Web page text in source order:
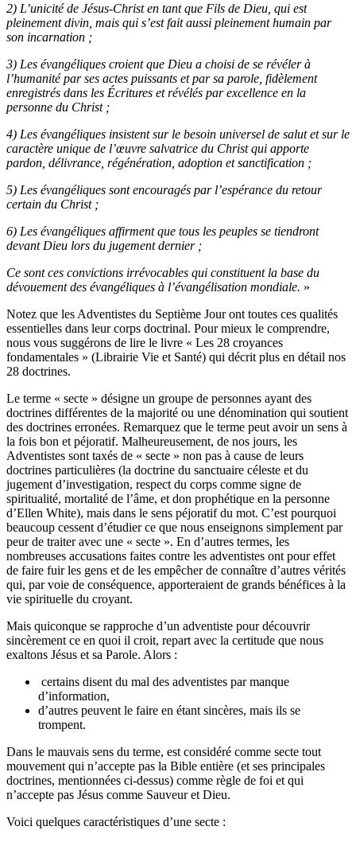
2) L’unicité de Jésus-Christ en tant que Fils de Dieu, qui est
pleinement divin, mais qui s’est fait aussi pleinement humain par
son incarnation ;
3) Les évangéliques croient que Dieu a choisi de se révéler à
l’humanité par ses actes puissants et par sa parole, fidèlement
enregistrés dans les Écritures et révélés par excellence en la
personne du Christ ;
4) Les évangéliques insistent sur le besoin universel de salut et sur le
caractère unique de l’œuvre salvatrice du Christ qui apporte
pardon, délivrance, régénération, adoption et sanctification ;
5) Les évangéliques sont encouragés par l’espérance du retour
certain du Christ ;
6) Les évangéliques affirment que tous les peuples se tiendront
devant Dieu lors du jugement dernier ;
Ce sont ces convictions irrévocables qui constituent la base du
dévouement des évangéliques à l’évangélisation mondiale. »
Notez que les Adventistes du Septième Jour ont toutes ces qualités
essentielles dans leur corps doctrinal. Pour mieux le comprendre,
nous vous suggérons de lire le livre « Les 28 croyances
fondamentales » (Librairie Vie et Santé) qui décrit plus en détail nos
28 doctrines.
Le terme « secte » désigne un groupe de personnes ayant des
doctrines différentes de la majorité ou une dénomination qui soutient
des doctrines erronées. Remarquez que le terme peut avoir un sens à
la fois bon et péjoratif. Malheureusement, de nos jours, les
Adventistes sont taxés de « secte » non pas à cause de leurs
doctrines particulières (la doctrine du sanctuaire céleste et du
jugement d’investigation, respect du corps comme signe de
spiritualité, mortalité de l’âme, et don prophétique en la personne
d’Ellen White), mais dans le sens péjoratif du mot. C’est pourquoi
beaucoup cessent d’étudier ce que nous enseignons simplement par
peur de traiter avec une « secte ». En d’autres termes, les
nombreuses accusations faites contre les adventistes ont pour effet
de faire fuir les gens et de les empêcher de connaître d’autres vérités
qui, par voie de conséquence, apporteraient de grands bénéfices à la
vie spirituelle du croyant.
Mais quiconque se rapproche d’un adventiste pour découvrir
sincèrement ce en quoi il croit, repart avec la certitude que nous
exaltons Jésus et sa Parole. Alors :
certains disent du mal des adventistes par manque
d’information,
d’autres peuvent le faire en étant sincères, mais ils se
trompent.
Dans le mauvais sens du terme, est considéré comme secte tout
mouvement qui n’accepte pas la Bible entière (et ses principales
doctrines, mentionnées ci-dessus) comme règle de foi et qui
n’accepte pas Jésus comme Sauveur et Dieu.
Voici quelques caractéristiques d’une secte :